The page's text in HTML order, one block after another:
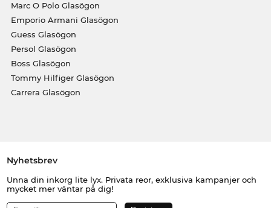
Marc O Polo Glasögon
Emporio Armani Glasögon
Guess Glasögon
Persol Glasögon
Boss Glasögon
Tommy Hilfiger Glasögon
Carrera Glasögon
Nyhetsbrev
Unna din inkorg lite lyx. Privata reor, exklusiva kampanjer och
mycket mer väntar på dig!